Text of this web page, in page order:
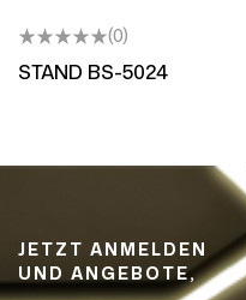
(0)
STAND BS-5024
JETZT ANMELDEN
UND ANGEBOTE,